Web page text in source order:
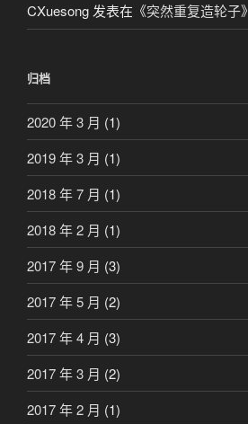
CXuesong发表在《突然重复造轮子》
归档
2020 年 3 月 (1)
2019 年 3 月 (1)
2018 年 7 月 (1)
2018 年 2 月 (1)
2017 年 9 月 (3)
2017 年 5 月 (2)
2017 年 4 月 (3)
2017 年 3 月 (2)
2017 年 2 月 (1)